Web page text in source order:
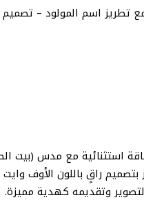
تطريز اسم المولود –
استثنائية مع مدس (بيت
راقٍ باللون الأوف
وتقديمه كهدية مميزة.